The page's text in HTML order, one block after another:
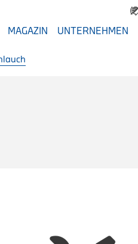
MAGAZIN UNTERNEHMEN